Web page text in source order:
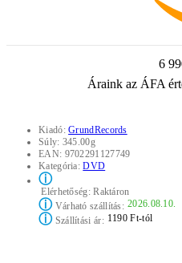
6
Áraink az ÁFA
Kiadó:GrundRecords
Súly: 345.00g
EAN: 9702291127749
Kategória:DVD
ⓘ
Elérhetőség:Raktáron
ⓘVárható szállítás: 2026.08.10.
ⓘSzállítási ár: 1190 Ft-tól